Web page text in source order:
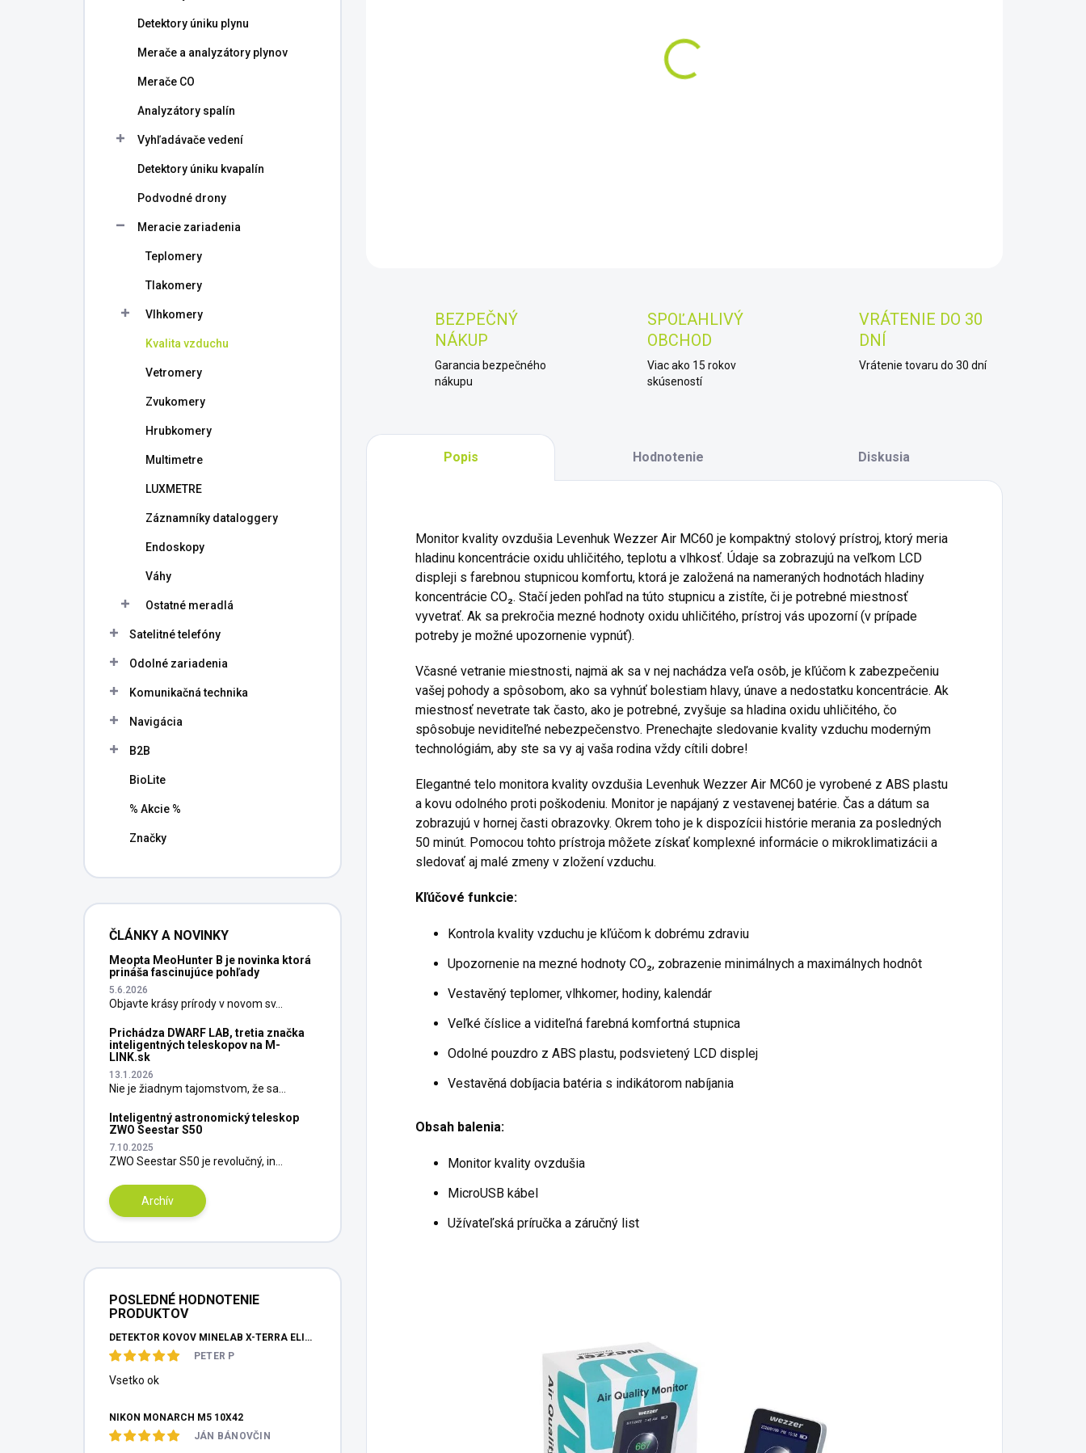
Detektory úniku plynu
Merače a analyzátory plynov
Merače CO
Analyzátory spalín
Vyhľadávače vedení
Detektory úniku kvapalín
Podvodné drony
Meracie zariadenia
Teplomery
Tlakomery
Vlhkomery
Kvalita vzduchu
Vetromery
Zvukomery
Hrubkomery
Multimetre
LUXMETRE
Záznamníky dataloggery
Endoskopy
Váhy
Ostatné meradlá
Satelitné telefóny
Odolné zariadenia
Komunikačná technika
Navigácia
B2B
BioLite
% Akcie %
Značky
ČLÁNKY A NOVINKY
Meopta MeoHunter B je novinka ktorá
prináša fascinujúce pohľady
5.6.2026
Objavte krásy prírody v novom sv...
Prichádza DWARF LAB, tretia značka
inteligentných teleskopov na M-
LINK.sk
13.1.2026
Nie je žiadnym tajomstvom, že sa...
Inteligentný astronomický teleskop
ZWO Seestar S50
7.10.2025
ZWO Seestar S50 je revolučný, in...
Archív
POSLEDNÉ HODNOTENIE
PRODUKTOV
DETEKTOR KOVOV MINELAB X-TERRA ELITE PINPOITER SET
PETER P
Vsetko ok
NIKON MONARCH M5 10X42
JÁN BÁNOVČIN
BEZPEČNÝ
NÁKUP
Garancia bezpečného
nákupu
SPOĽAHLIVÝ
OBCHOD
Viac ako 15 rokov
skúseností
VRÁTENIE DO 30
DNÍ
Vrátenie tovaru do 30 dní
Popis Hodnotenie Diskusia
Monitor kvality ovzdušia Levenhuk Wezzer Air MC60 je kompaktný stolový prístroj, ktorý meria
hladinu koncentrácie oxidu uhličitého, teplotu a vlhkosť. Údaje sa zobrazujú na veľkom LCD
displeji s farebnou stupnicou komfortu, ktorá je založená na nameraných hodnotách hladiny
koncentrácie CO₂. Stačí jeden pohľad na túto stupnicu a zistíte, či je potrebné miestnosť
vyvetrať. Ak sa prekročia mezné hodnoty oxidu uhličitého, prístroj vás upozorní (v prípade
potreby je možné upozornenie vypnúť).
Včasné vetranie miestnosti, najmä ak sa v nej nachádza veľa osôb, je kľúčom k zabezpečeniu
vašej pohody a spôsobom, ako sa vyhnúť bolestiam hlavy, únave a nedostatku koncentrácie. Ak
miestnosť nevetrate tak často, ako je potrebné, zvyšuje sa hladina oxidu uhličitého, čo
spôsobuje neviditeľné nebezpečenstvo. Prenechajte sledovanie kvality vzduchu moderným
technológiám, aby ste sa vy aj vaša rodina vždy cítili dobre!
Elegantné telo monitora kvality ovzdušia Levenhuk Wezzer Air MC60 je vyrobené z ABS plastu
a kovu odolného proti poškodeniu. Monitor je napájaný z vestavenej batérie. Čas a dátum sa
zobrazujú v hornej časti obrazovky. Okrem toho je k dispozícii histórie merania za posledných
50 minút. Pomocou tohto prístroja môžete získať komplexné informácie o mikroklimatizácii a
sledovať aj malé zmeny v zložení vzduchu.
Kľúčové funkcie:
Kontrola kvality vzduchu je kľúčom k dobrému zdraviu
Upozornenie na mezné hodnoty CO₂, zobrazenie minimálnych a maximálnych hodnôt
Vestavěný teplomer, vlhkomer, hodiny, kalendár
Veľké číslice a viditeľná farebná komfortná stupnica
Odolné pouzdro z ABS plastu, podsvietený LCD displej
Vestavěná dobíjacia batéria s indikátorom nabíjania
Obsah balenia:
Monitor kvality ovzdušia
MicroUSB kábel
Užívateľská príručka a záručný list